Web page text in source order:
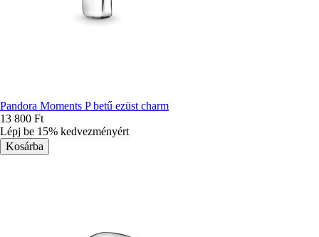
Pandora Moments P betű ezüst charm
13 800 Ft
Lépj be 15% kedvezményért